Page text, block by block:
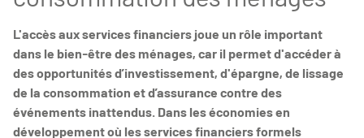
L'accès aux services financiers joue un rôle important
dans le bien-être des ménages, car il permet d'accéder à
des opportunités d’investissement, d'épargne, de lissage
de la consommation et d’assurance contre des
événements inattendus. Dans les économies en
développement où les services financiers formels